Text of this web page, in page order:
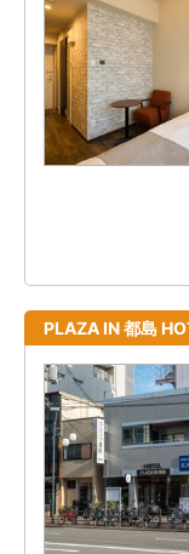
PLAZA IN 都島